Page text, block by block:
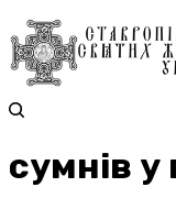
сумнів у